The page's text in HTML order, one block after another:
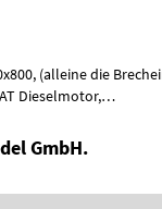
Dieselmotor,
GmbH.